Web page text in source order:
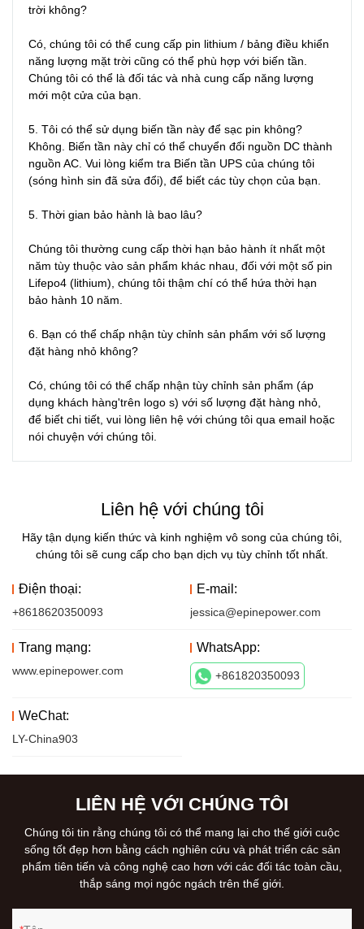
trời không?
Có, chúng tôi có thể cung cấp pin lithium / bảng điều khiển
năng lượng mặt trời cũng có thể phù hợp với biến tần.
Chúng tôi có thể là đối tác và nhà cung cấp năng lượng
mới một cửa của bạn.
5. Tôi có thể sử dụng biến tần này để sạc pin không?
Không. Biến tần này chỉ có thể chuyển đổi nguồn DC thành
nguồn AC. Vui lòng kiểm tra Biến tần UPS của chúng tôi
(sóng hình sin đã sửa đổi), để biết các tùy chọn của bạn.
5. Thời gian bảo hành là bao lâu?
Chúng tôi thường cung cấp thời hạn bảo hành ít nhất một
năm tùy thuộc vào sản phẩm khác nhau, đối với một số pin
Lifepo4 (lithium), chúng tôi thậm chí có thể hứa thời hạn
bảo hành 10 năm.
6. Bạn có thể chấp nhận tùy chỉnh sản phẩm với số lượng
đặt hàng nhỏ không?
Có, chúng tôi có thể chấp nhận tùy chỉnh sản phẩm (áp
dụng khách hàng'trên logo s) với số lượng đặt hàng nhỏ,
để biết chi tiết, vui lòng liên hệ với chúng tôi qua email hoặc
nói chuyện với chúng tôi.
Liên hệ với chúng tôi
Hãy tận dụng kiến ​​thức và kinh nghiệm vô song của chúng tôi,
chúng tôi sẽ cung cấp cho bạn dịch vụ tùy chỉnh tốt nhất.
Điện thoại:
+8618620350093
E-mail:
jessica@epinepower.com
Trang mạng:
www.epinepower.com
WhatsApp:
+861820350093
WeChat:
LY-China903
LIÊN HỆ VỚI CHÚNG TÔI
Chúng tôi tin rằng chúng tôi có thể mang lại cho thế giới cuộc
sống tốt đẹp hơn bằng cách nghiên cứu và phát triển các sản
phẩm tiên tiến và công nghệ cao hơn với các đối tác toàn cầu,
thắp sáng mọi ngóc ngách trên thế giới.